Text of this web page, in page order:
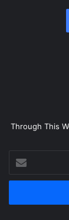
Through This
your
Email